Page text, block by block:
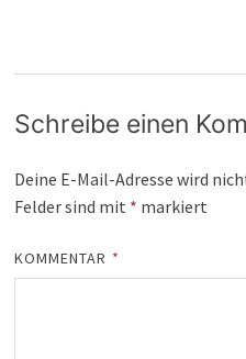
Schreibe einen
Deine E-Mail-Adresse wird
Felder sind mit * markiert
KOMMENTAR *